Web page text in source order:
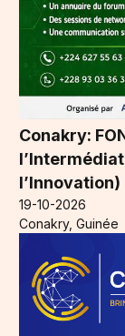
Conakry:
19-10-2026
Conakry, Guinée